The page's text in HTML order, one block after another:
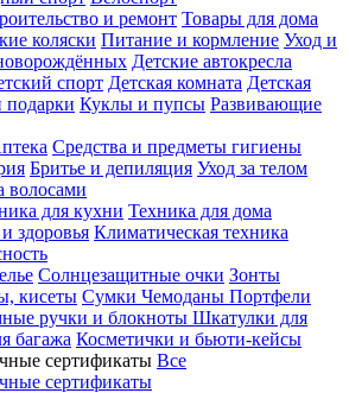
и ремонт Товары для дома
коляски Питание и кормление Уход и
Детские автокресла
спорт Детская комната Детская
Куклы и пупсы Развивающие
Средства и предметы гигиены
Бритье и депиляция Уход за телом
волосами
для кухни Техника для дома
здоровья Климатическая техника
Солнцезащитные очки Зонты
кисеты Сумки Чемоданы Портфели
ручки и блокноты Шкатулки для
багажа Косметички и бьюти-кейсы
сертификаты Все
сертификаты